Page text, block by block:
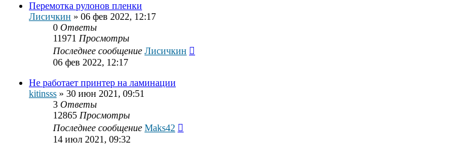
Перемотка рулонов пленки
Лисичкин » 06 фев 2022, 12:17
0 Ответы
11971 Просмотры
Последнее сообщение Лисичкин
06 фев 2022, 12:17
Не работает принтер на ламинации
kitinsss » 30 июн 2021, 09:51
3 Ответы
12865 Просмотры
Последнее сообщение Maks42
14 июл 2021, 09:32